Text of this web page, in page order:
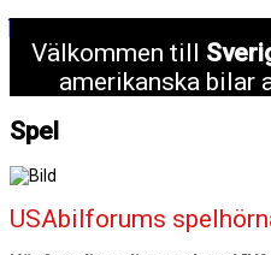
Välkommen till
amerikanska bilar
Spel
USAbilforums